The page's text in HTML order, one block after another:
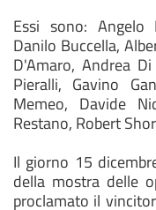
Essi sono: Angelo
Danilo Buccella,
D'Amaro, Andrea
Pieralli, Gavino
Memeo, Davide
Restano, Robert
Il giorno 15
della mostra delle
proclamato il